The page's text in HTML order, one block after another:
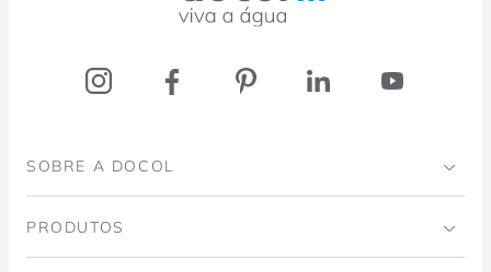
SOBRE A DOCOL
Institucional
PRODUTOS